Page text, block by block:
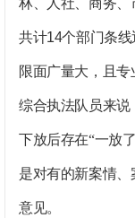
林、人社、商务
共计14个部门条线
限面广量大，且
综合执法队员来说
下放后存在“一放
是对有的新案情
意见。